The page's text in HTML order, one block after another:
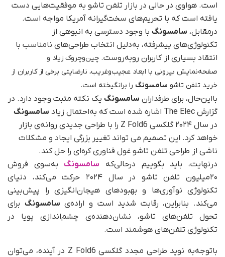
است. هواوی در حالی در بازار تلفن تاشو به موفقیت‌هایی دست
یافته است که با تحریم‌های سخت‌گیرانه آمریکا مواجه است.
در‌مقابل، سامسونگ با وجود دسترسی به انبوهی از
تکنولوژی‌های پیشرفته، به‌دلیل انتخاب‌ طراحی‌های نامناسب با
انتقاد بسیاری از کاربران روبه‌روست. چین‌و‌چروک زیاد و
صفحه‌نمایش بیرونی با ابعاد عجیب‌و‌غریب، نارضایتی برخی از کاربران از
خرید تلفن تاشو سامسونگ را برانگیخته است.
با‌این‌حال، برای طرفداران سامسونگ یک نکته مثبت وجود دارد. در
گزارش The Elec اشاره شده است که به‌احتمال زیاد
سامسونگ
در سال ۲۰۲۴ گلکسی Z Fold6 را با طراحی جدیدی روانه‌ی بازار
خواهد کرد. این تصمیم می تواند تغییر بزرگی ایجاد و مشکلات
ناشی از طراحی تلفن تاشو غول فناوری کره‌ای را حل کند.
درنهایت، باید بگوییم در‌حالی‌که سامسونگبه‌سوی فروش
۲۰میلیون تلفن تاشو در سال ۲۰۲۴ حرکت می‌کند، دنیای
تکنولوژی نوآوری‌ها و بهبودهای هیجان‌انگیزی را پیش‌بینی
می‌کند. بنابراین، رقابت شدید است و اراده‌ی سامسونگ برای
تحول تلفن‌های تاشو، نشان‌دهنده‌ی چشم‌اندازی پویا در
تکنولوژی تلفن‌های هوشمند است.
با‌توجه‌به نوید طراحی مجدد گلکسی Z Fold6 در آینده، می‌توان